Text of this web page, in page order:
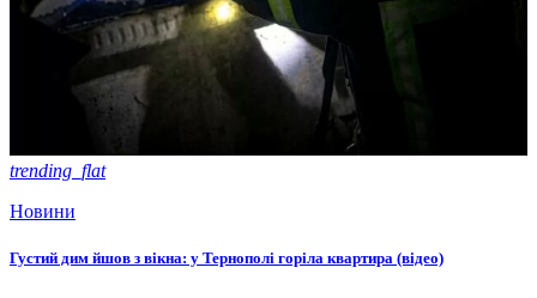
trending_flat
Новини
Густий дим йшов з вікна: у Тернополі горіла квартира (відео)